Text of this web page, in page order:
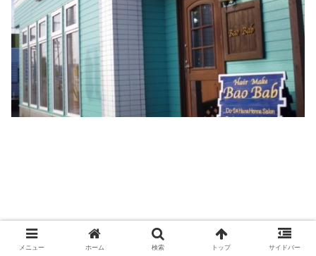
メニュー ホーム 検索 トップ サイドバー